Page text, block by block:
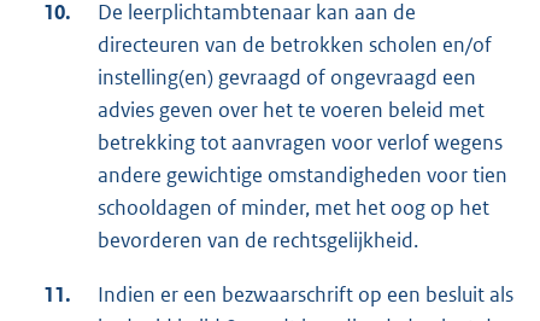
10.
De leerplichtambtenaar kan aan de
directeuren van de betrokken scholen en/of
instelling(en) gevraagd of ongevraagd een
advies geven over het te voeren beleid met
betrekking tot aanvragen voor verlof wegens
andere gewichtige omstandigheden voor tien
schooldagen of minder, met het oog op het
bevorderen van de rechtsgelijkheid.
11.
Indien er een bezwaarschrift op een besluit als